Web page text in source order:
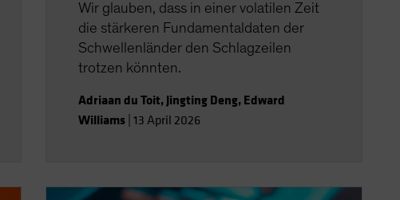
Wir glauben, dass in einer volatilen Zeit
die stärkeren Fundamentaldaten der
Schwellenländer den Schlagzeilen
trotzen könnten.
Adriaan du Toit, Jingting Deng, Edward
Williams 13 April 2026